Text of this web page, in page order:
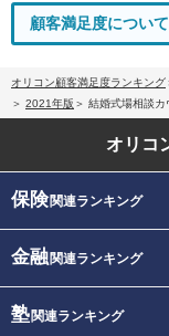
顧客満足度について
オリコン顧客満足度ランキング
2021年版
結婚式場相談カ
オリコ
保険関連ランキング
金融関連ランキング
塾関連ランキング